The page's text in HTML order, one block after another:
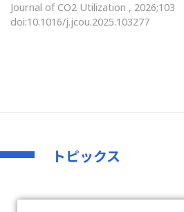
Journal of CO2 Utilization , 2026;103
doi:10.1016/j.jcou.2025.103277
トピックス